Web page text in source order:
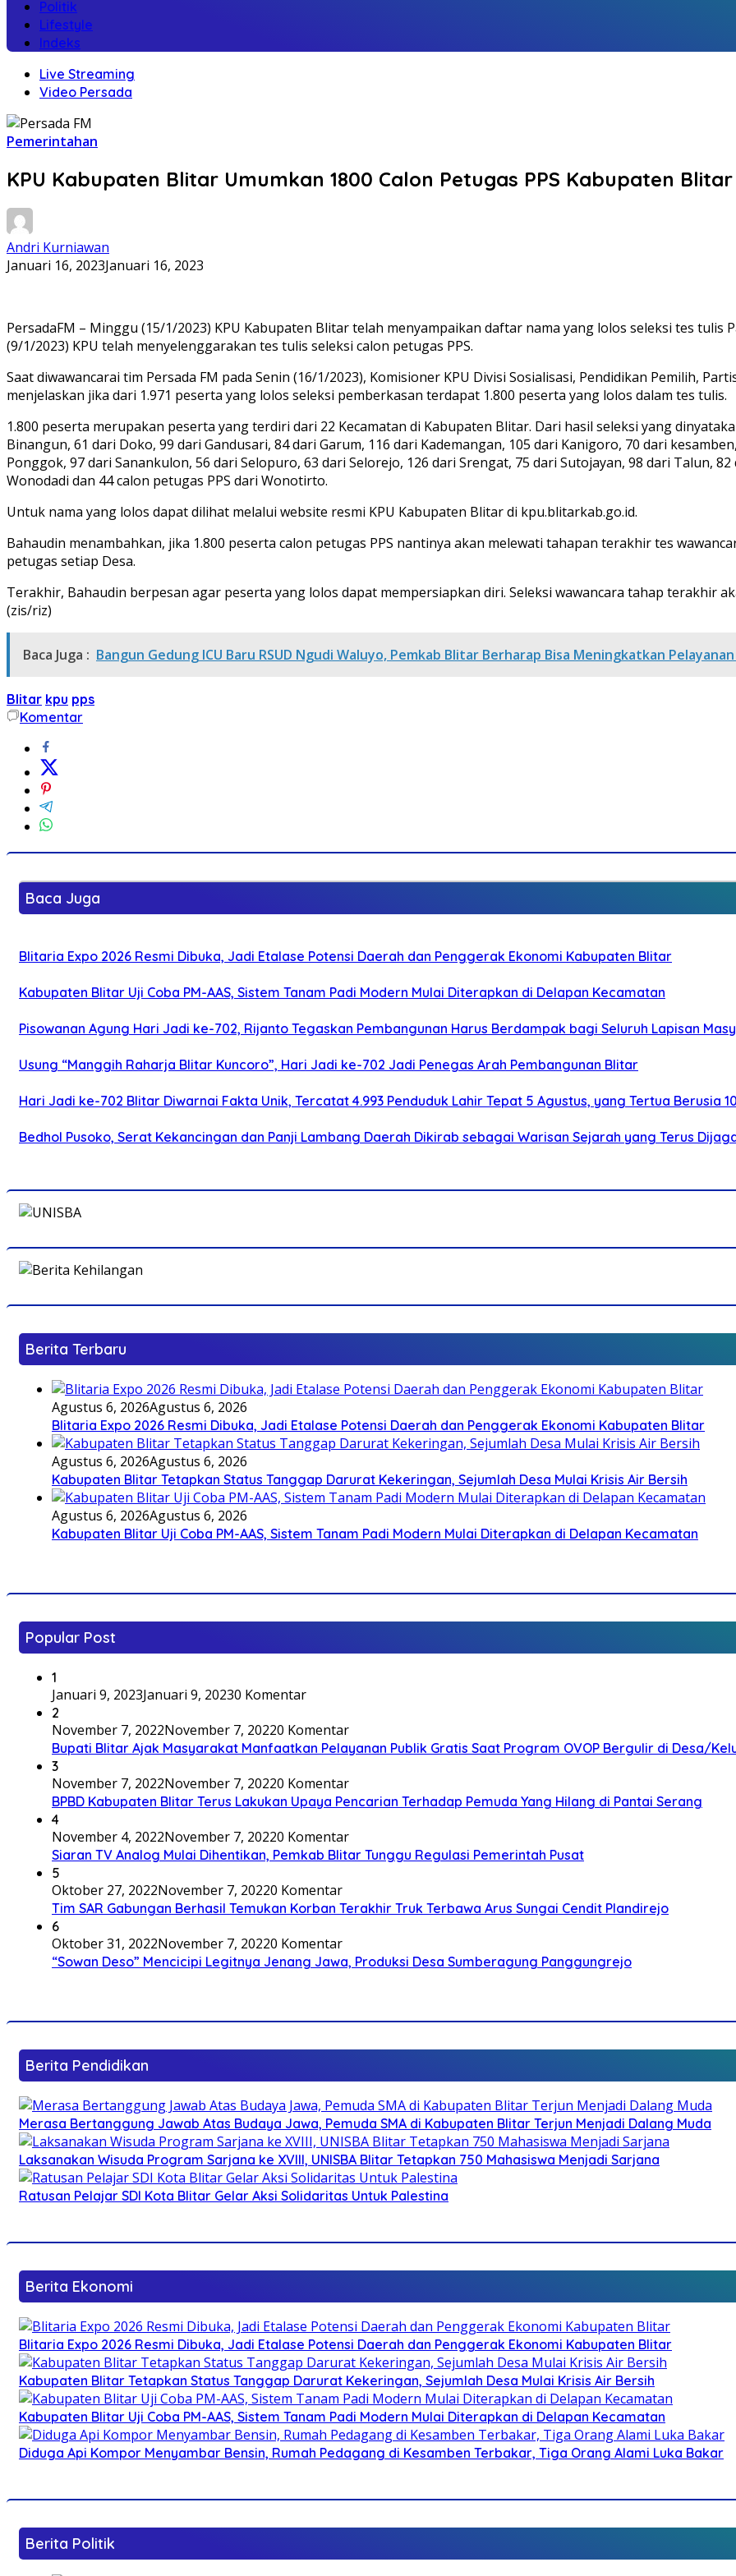
Politik
Lifestyle
Indeks
Live Streaming
Video Persada
Pemerintahan
KPU Kabupaten Blitar Umumkan 1800 Calon Petugas PPS Kabupaten Blitar
Andri Kurniawan
Januari 16, 2023Januari 16, 2023
PersadaFM – Minggu (15/1/2023) KPU Kabupaten Blitar telah menyampaikan daftar nama yang lolos seleksi tes tulis
(9/1/2023) KPU telah menyelenggarakan tes tulis seleksi calon petugas PPS.
Saat diwawancarai tim Persada FM pada Senin (16/1/2023), Komisioner KPU Divisi Sosialisasi, Pendidikan Pemilih,
menjelaskan jika dari 1.971 peserta yang lolos seleksi pemberkasan terdapat 1.800 peserta yang lolos dalam tes tulis.
1.800 peserta merupakan peserta yang terdiri dari 22 Kecamatan di Kabupaten Blitar. Dari hasil seleksi yang
Binangun, 61 dari Doko, 99 dari Gandusari, 84 dari Garum, 116 dari Kademangan, 105 dari Kanigoro, 70 dari
Ponggok, 97 dari Sanankulon, 56 dari Selopuro, 63 dari Selorejo, 126 dari Srengat, 75 dari Sutojayan, 98 dari Talun,
Wonodadi dan 44 calon petugas PPS dari Wonotirto.
Untuk nama yang lolos dapat dilihat melalui website resmi KPU Kabupaten Blitar di kpu.blitarkab.go.id.
Bahaudin menambahkan, jika 1.800 peserta calon petugas PPS nantinya akan melewati tahapan terakhir tes
petugas setiap Desa.
Terakhir, Bahaudin berpesan agar peserta yang lolos dapat mempersiapkan diri. Seleksi wawancara tahap terakhir
(zis/riz)
Baca Juga : Bangun Gedung ICU Baru RSUD Ngudi Waluyo, Pemkab Blitar Berharap Bisa Meningkatkan
Blitar kpu pps
Komentar
Baca Juga
Blitaria Expo 2026 Resmi Dibuka, Jadi Etalase Potensi Daerah dan Penggerak Ekonomi Kabupaten Blitar
Kabupaten Blitar Uji Coba PM-AAS, Sistem Tanam Padi Modern Mulai Diterapkan di Delapan Kecamatan
Pisowanan Agung Hari Jadi ke-702, Rijanto Tegaskan Pembangunan Harus Berdampak bagi Seluruh Lapisan
Usung “Manggih Raharja Blitar Kuncoro”, Hari Jadi ke-702 Jadi Penegas Arah Pembangunan Blitar
Hari Jadi ke-702 Blitar Diwarnai Fakta Unik, Tercatat 4.993 Penduduk Lahir Tepat 5 Agustus, yang Tertua Berusia
Bedhol Pusoko, Serat Kekancingan dan Panji Lambang Daerah Dikirab sebagai Warisan Sejarah yang Terus
Berita Terbaru
Agustus 6, 2026Agustus 6, 2026
Blitaria Expo 2026 Resmi Dibuka, Jadi Etalase Potensi Daerah dan Penggerak Ekonomi Kabupaten Blitar
Agustus 6, 2026Agustus 6, 2026
Kabupaten Blitar Tetapkan Status Tanggap Darurat Kekeringan, Sejumlah Desa Mulai Krisis Air Bersih
Agustus 6, 2026Agustus 6, 2026
Kabupaten Blitar Uji Coba PM-AAS, Sistem Tanam Padi Modern Mulai Diterapkan di Delapan Kecamatan
Popular Post
1
Januari 9, 2023Januari 9, 20230 Komentar
2
November 7, 2022November 7, 20220 Komentar
Bupati Blitar Ajak Masyarakat Manfaatkan Pelayanan Publik Gratis Saat Program OVOP Bergulir di Desa/
3
November 7, 2022November 7, 20220 Komentar
BPBD Kabupaten Blitar Terus Lakukan Upaya Pencarian Terhadap Pemuda Yang Hilang di Pantai Serang
4
November 4, 2022November 7, 20220 Komentar
Siaran TV Analog Mulai Dihentikan, Pemkab Blitar Tunggu Regulasi Pemerintah Pusat
5
Oktober 27, 2022November 7, 20220 Komentar
Tim SAR Gabungan Berhasil Temukan Korban Terakhir Truk Terbawa Arus Sungai Cendit Plandirejo
6
Oktober 31, 2022November 7, 20220 Komentar
“Sowan Deso” Mencicipi Legitnya Jenang Jawa, Produksi Desa Sumberagung Panggungrejo
Berita Pendidikan
Merasa Bertanggung Jawab Atas Budaya Jawa, Pemuda SMA di Kabupaten Blitar Terjun Menjadi Dalang Muda
Laksanakan Wisuda Program Sarjana ke XVIII, UNISBA Blitar Tetapkan 750 Mahasiswa Menjadi Sarjana
Ratusan Pelajar SDI Kota Blitar Gelar Aksi Solidaritas Untuk Palestina
Berita Ekonomi
Blitaria Expo 2026 Resmi Dibuka, Jadi Etalase Potensi Daerah dan Penggerak Ekonomi Kabupaten Blitar
Kabupaten Blitar Tetapkan Status Tanggap Darurat Kekeringan, Sejumlah Desa Mulai Krisis Air Bersih
Kabupaten Blitar Uji Coba PM-AAS, Sistem Tanam Padi Modern Mulai Diterapkan di Delapan Kecamatan
Diduga Api Kompor Menyambar Bensin, Rumah Pedagang di Kesamben Terbakar, Tiga Orang Alami Luka Bakar
Berita Politik